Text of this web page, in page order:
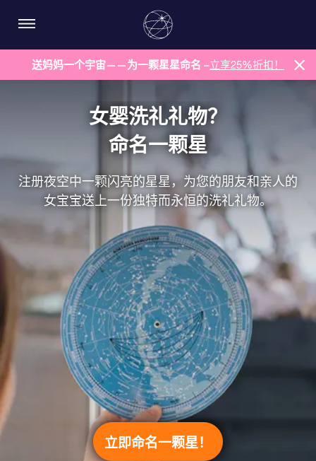
送妈妈一个宇宙——为一颗星星命名 –立享25%折扣！
女婴洗礼礼物？
命名一颗星
注册夜空中一颗闪亮的星星，为您的朋友和亲人的
女宝宝送上一份独特而永恒的洗礼礼物。
立即命名一颗星！